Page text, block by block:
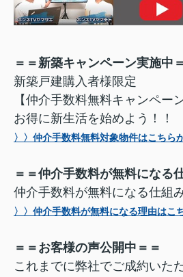
＝＝新築キャンペーン実施中
新築戸建購入者様限定
【仲介手数料無料キャンペー
お得に新生活を始めよう！！
〉〉仲介手数料無料対象物件はこちら
＝＝仲介手数料が無料になる
仲介手数料が無料になる仕組
〉〉仲介手数料が無料になる理由はこ
＝＝お客様の声公開中＝＝
これまでに弊社でご成約いた